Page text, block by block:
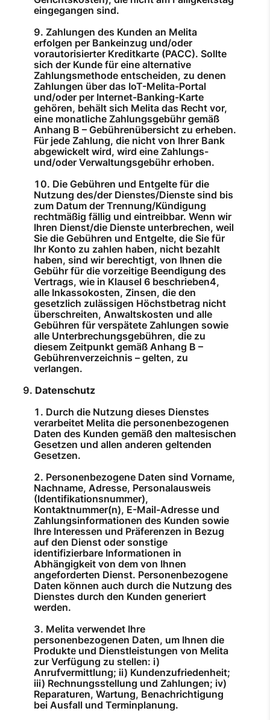
eingegangen sind.
Zahlungen des Kunden an Melita
erfolgen per Bankeinzug und/oder
vorautorisierter Kreditkarte (PACC). Sollte
sich der Kunde für eine alternative
Zahlungsmethode entscheiden, zu denen
Zahlungen über das IoT-Melita-Portal
und/oder per Internet-Banking-Karte
gehören, behält sich Melita das Recht vor,
eine monatliche Zahlungsgebühr gemäß
Anhang B – Gebührenübersicht zu erheben.
Für jede Zahlung, die nicht von Ihrer Bank
abgewickelt wird, wird eine Zahlungs-
und/oder Verwaltungsgebühr erhoben.
Die Gebühren und Entgelte für die
Nutzung des/der Dienstes/Dienste sind bis
zum Datum der Trennung/Kündigung
rechtmäßig fällig und eintreibbar. Wenn wir
Ihren Dienst/die Dienste unterbrechen, weil
Sie die Gebühren und Entgelte, die Sie für
Ihr Konto zu zahlen haben, nicht bezahlt
haben, sind wir berechtigt, von Ihnen die
Gebühr für die vorzeitige Beendigung des
Vertrags, wie in Klausel 6 beschrieben4,
alle Inkassokosten, Zinsen, die den
gesetzlich zulässigen Höchstbetrag nicht
überschreiten, Anwaltskosten und alle
Gebühren für verspätete Zahlungen sowie
alle Unterbrechungsgebühren, die zu
diesem Zeitpunkt gemäß Anhang B –
Gebührenverzeichnis – gelten, zu
verlangen.
Datenschutz
Durch die Nutzung dieses Dienstes
verarbeitet Melita die personenbezogenen
Daten des Kunden gemäß den maltesischen
Gesetzen und allen anderen geltenden
Gesetzen.
Personenbezogene Daten sind Vorname,
Nachname, Adresse, Personalausweis
(Identifikationsnummer),
Kontaktnummer(n), E-Mail-Adresse und
Zahlungsinformationen des Kunden sowie
Ihre Interessen und Präferenzen in Bezug
auf den Dienst oder sonstige
identifizierbare Informationen in
Abhängigkeit von dem von Ihnen
angeforderten Dienst. Personenbezogene
Daten können auch durch die Nutzung des
Dienstes durch den Kunden generiert
werden.
Melita verwendet Ihre
personenbezogenen Daten, um Ihnen die
Produkte und Dienstleistungen von Melita
zur Verfügung zu stellen: i)
Anrufvermittlung; ii) Kundenzufriedenheit;
iii) Rechnungsstellung und Zahlungen; iv)
Reparaturen, Wartung, Benachrichtigung
bei Ausfall und Terminplanung.